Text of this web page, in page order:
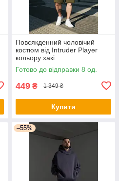
Повсякденний чоловічий
костюм від Intruder Player
кольору хакі
Готово до відправки 8 од.
449 ₴ 1 349 ₴
Купити
–55%